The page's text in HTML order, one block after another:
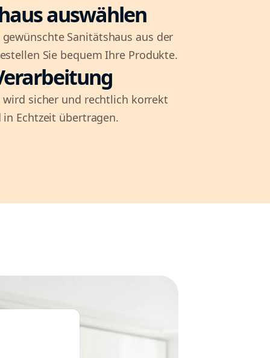
auswählen
gewünschte Sanitätshaus aus der
Sie bequem Ihre Produkte.
sicher und rechtlich korrekt
Echtzeit übertragen.